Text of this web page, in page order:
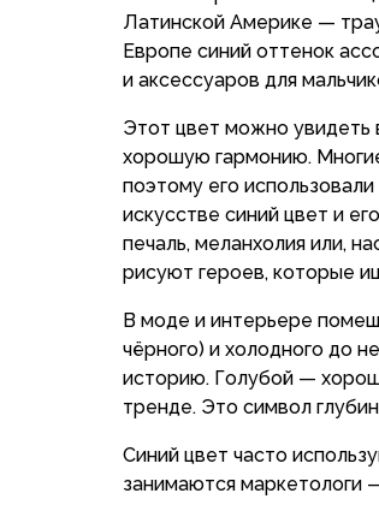
Латинской Америке —
Европе синий оттенок
и аксессуаров для
Этот цвет можно увидеть
хорошую гармонию.
поэтому его
искусстве синий цвет и
печаль, меланхолия или,
рисуют героев, которые
В моде и интерьере
чёрного) и холодного до
историю. Голубой —
тренде. Это символ
Синий цвет часто
занимаются маркетологи